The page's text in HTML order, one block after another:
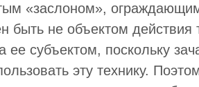
«заслоном»,
быть не объектом действия
ее субъектом, поскольку
эту технику.